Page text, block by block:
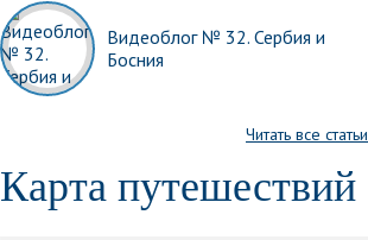
Видеоблог № 32. Сербия и
Босния
Читать все статьи
Карта путешествий